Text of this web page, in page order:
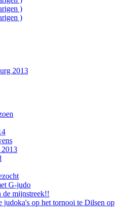
)
)
2013
2013
G-judo
de mijnstreek!!
judoka's op het tornooi te Dilsen op